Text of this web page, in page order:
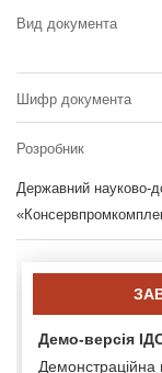
Вид документа
Шифр документа
Розробник
Державний науково-
Демо-версія
Демонстраційна